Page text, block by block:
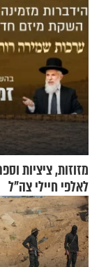
מזוזות, ציציות
לאלפי חיילי צה"ל